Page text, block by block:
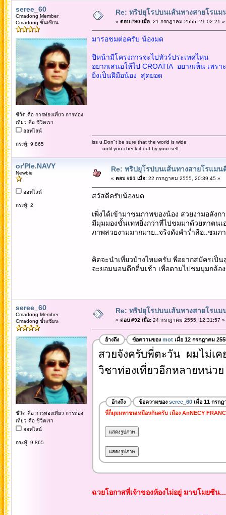
seree_60
Cmadong Member
Cmadong ชั้นเซียน
ชีวิต คือ การท่องเที่ยว การท่อง
เที่ยว คือ ชีวิตเรา
ออฟไลน์
กระทู้: 9,865
Re: ทริปยุโรปบนเส้นทางสายโรแม
« ตอบ #90 เมื่อ:21 กรกฎาคม 2555, 21:02:21 »
มารอชมต่อครับ น้องมด
ปีหน้ามีโครงการจะไปทัวร์ประเทศไหน
อยากเสนอให้ไป CROATIA อยากเห็น เพรา
ยิ่งเป็นฝีมือน้อง สุดยอด
iss u.Don"t be sure that the world is wide
until you check it out by your self.
or'Ple.NAVY
Newbie
ออฟไลน์
กระทู้: 2
Re: ทริปยุโรปบนเส้นทางสายโรแมน
« ตอบ #91 เมื่อ:22 กรกฎาคม 2555, 20:39:45 »
สวัสดีครับน้องมด
เพิ่งได้เข้ามาชมภาพของน้อง สวยงามอลังก
มีมุมมองขั้นเทพยิ่งกว่าที่ไปชมมาด้วยตาตนเ
ภาพสวยงามมากมาย..จริงดังคำร่ำลือ..ชม
คิดจะนำเที่ยวบ้างไหมครับ พี่อยากสมัครเ
จะยอมนอนดึกตื่นเช้า เพื่อตามไปชมมุมกล้อ
seree_60
Cmadong Member
Cmadong ชั้นเซียน
ชีวิต คือ การท่องเที่ยว การท่อง
เที่ยว คือ ชีวิตเรา
ออฟไลน์
กระทู้: 9,865
Re: ทริปยุโรปบนเส้นทางสายโรแม
« ตอบ #92 เมื่อ:24 กรกฎาคม 2555, 12:31:57 »
อ้างถึง ข้อความของ motเมื่อ 12 กรกฎาคม
สวยจังครับพี่ตะวัน ผมไม่เ
วิชาท่องเที่ยวอีกหลายหน่ว
อ้างถึง ข้อความของ seree_60เมื่อ 11 กรกฎ
นี่ก็มุมมหาชนเหมือนกันครับ เมือง AnNECY
ฉวยโอกาสที่เจ้าของห้องไม่อยู่ มาขโมยซีน